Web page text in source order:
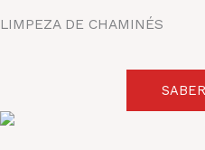
LIMPEZA DE CHAMINÉS